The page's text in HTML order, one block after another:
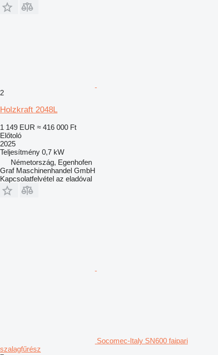
2
Holzkraft 2048L
1 149 EUR ≈ 416 000 Ft
Előtoló
2025
Teljesítmény 0,7 kW
Németország, Egenhofen
Graf Maschinenhandel GmbH
Kapcsolatfelvétel az eladóval
Socomec-Italy SN600 faipari
szalagfűrész